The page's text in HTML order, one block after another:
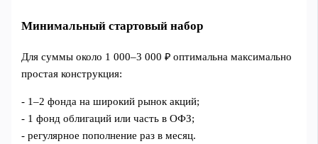
Минимальный стартовый набор
Для суммы около 1 000–3 000 ₽ оптимальна максимально
простая конструкция:
- 1–2 фонда на широкий рынок акций;
- 1 фонд облигаций или часть в ОФЗ;
- регулярное пополнение раз в месяц.